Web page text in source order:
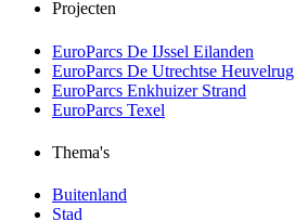
Projecten
EuroParcs De IJssel Eilanden
EuroParcs De Utrechtse Heuvelrug
EuroParcs Enkhuizer Strand
EuroParcs Texel
Thema's
Buitenland
Stad